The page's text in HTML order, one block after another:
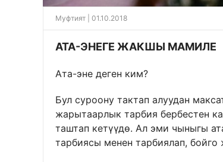
Муфтият | 01.10.2018
АТА-ЭНЕГЕ ЖАКШЫ МАМИЛЕ
Ата-эне деген ким?
Бул суроону тактап алуудан
жарытаарлык тарбия бербестен
таштап кетүүдө. Ал эми чыныгы
тарбиясы менен тарбиялап, бойго